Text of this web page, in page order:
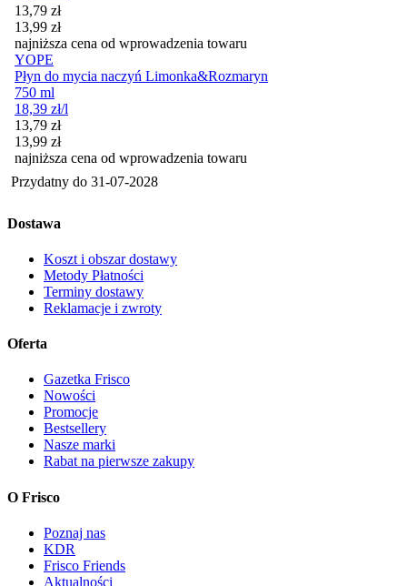
Cena promocyjna
13,79 zł
13,99 zł
najniższa cena od wprowadzenia towaru
YOPE
Płyn do mycia naczyń Limonka&Rozmaryn
750 ml
18,39 zł/l
Cena promocyjna
13,79 zł
13,99 zł
najniższa cena od wprowadzenia towaru
Przydatny do 31-07-2028
Dostawa
Koszt i obszar dostawy
Metody Płatności
Terminy dostawy
Reklamacje i zwroty
Oferta
Gazetka Frisco
Nowości
Promocje
Bestsellery
Nasze marki
Rabat na pierwsze zakupy
O Frisco
Poznaj nas
KDR
Frisco Friends
Aktualności